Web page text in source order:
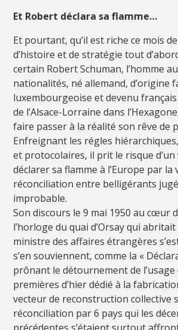
Et Robert déclara sa flamme…
Et pourtant, qu’il est riche ce mois
d’histoire et de stratégie tout
certain Robert Schuman, l’homme
nationalités, né allemand, d’origine
luxembourgeoise et devenu
de l’Alsace-Lorraine dans
faire passer à la réalité son rêve de
Enfreignant les régles
et protocolaires, il prit le risque
déclarer sa flamme à l’Europe par la
réconciliation entre belligérants
improbable.
Son discours le 9 mai 1950 au cœur
l’horloge du quai d’Orsay qui
ministre des affaires étrangères
s’en souviennent, comme la «
prônant le détournement de l’usage
premières d’hier dédié à la
vecteur de reconstruction collective
réconciliation par 6 pays qui les
précédentes s’étaient surtout